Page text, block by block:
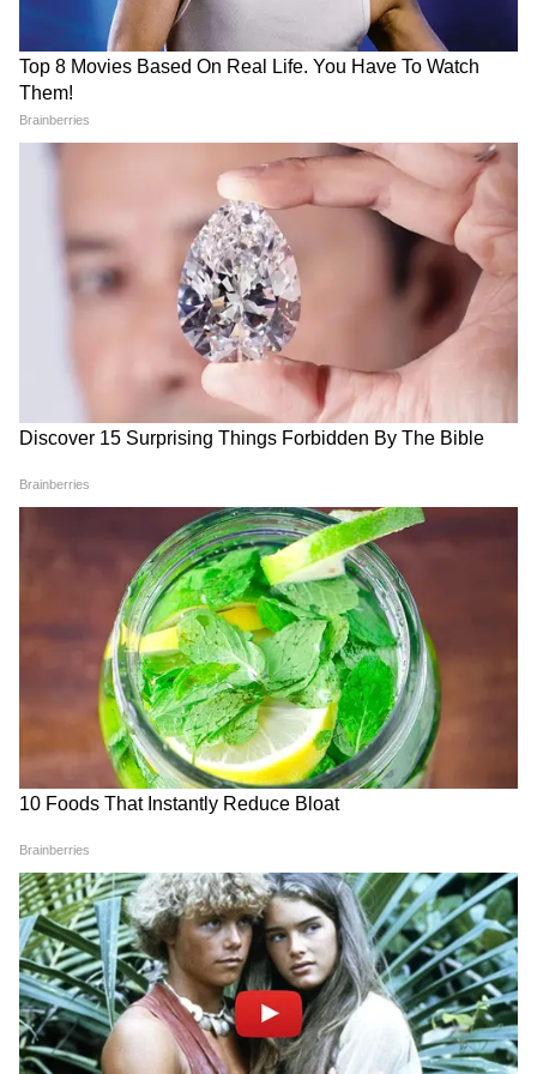
का प्रतीक है। इसे आने वाली पीढ़ियों के लिए आस्था,
सौंदर्य और समृद्धि का संगम बनाया जाए।”
उन्होंने अधिकारियों को चेतावनी दी कि अनियोजित
प्लॉटिंग या बसावट न होने दें, सभी कार्य नियोजित ढंग से
और नियमों के अनुरूप हों।